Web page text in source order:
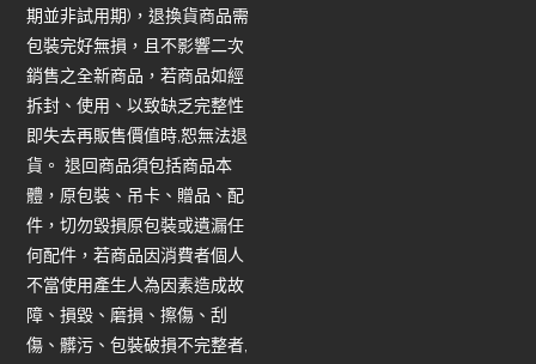
期並非試用期)，退換貨商品需
包裝完好無損，且不影響二次
銷售之全新商品，若商品如經
拆封、使用、以致缺乏完整性
即失去再販售價值時,恕無法退
貨。 退回商品須包括商品本
體，原包裝、吊卡、贈品、配
件，切勿毀損原包裝或遺漏任
何配件，若商品因消費者個人
不當使用產生人為因素造成故
障、損毀、磨損、擦傷、刮
傷、髒污、包裝破損不完整者,